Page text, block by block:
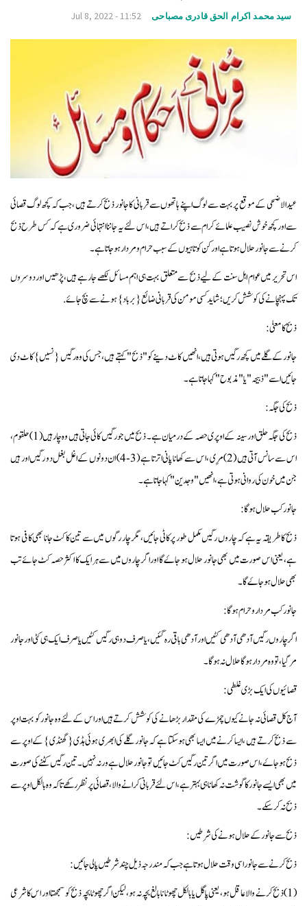
i
سید محمد اکرام الحق قادری مصباحی Jul 8, 2022 - 11:52
عیدالاضحی کے موقع پر بہت سے لوگ اپنے ہاتھوں سے قربانی کا جانور ذبح کرتے ہیں ،جب کہ کچھ لوگ قصائی
سے اور کچھ خوش نصیب علمائے کرام سے ذبح کراتے ہیں ، اس لئے یہ جاننا انتہائی ضروری ہے کہ کس طرح ذبح
کرنے سے جانور حلال ہوتا ہے اور کن کوتاہیوں کے سبب حرام ومردار ہو جاتا ہے۔
اس تحریر میں عوام اہل سنت کے لیے ذبح سے متعلق بہت ہی اہم مسائل لکھے جار ہے ہیں، پڑھیں اور دوسروں
تک پہنچانے کی کوشش کریں ؛ شاید کسی مومن کی قربانی ضائع {بر باد } ہونے سے بچ جائے .
ذبح کا معنیٰ :
جانور کے گلے میں کچھ رگیں ہوتی ہیں ، انھیں کاٹ دینے کو "ذبح " کہتے ہیں ، جس کی وہ رگیں {نسیں } کاٹ دی
جائیں اسے" ذبیحہ " یا "مذبوح " کہا جاتا ہے ۔
ذبح کی جگہ :
ذبح کی جگہ حلق اور سینہ کے اوپری حصہ کے درمیان ہے ۔ ذبح میں جو رگیں کائی جاتی ہیں وہ چار ہیں (1) حلقوم ،
اس سے سانس آتی ہیں (2) مرِی ، اس سے کھانا پانی اترتا ہے (3-4 ) ان دونوں کے اغل بغل دو رگیں اور ہیں
جن میں خون کی روانی ہوتی ہے ، انھیں"وجد ین " کہا جا تا ہے ۔
جانور کب حلال ہوگا :
ذبح کا طریقہ یہ ہے کہ چاروں رگیں مکمل طور پر کاٹی جائیں ، مگر چار رگوں میں سے تین کا کٹ جانا بھی کافی ہوتا
ہے ، یعنی اس صورت میں بھی جانور حلال ہو جاۓ گا اور اگر چاروں میں سے ہر ایک کا اکثر حصہ کٹ جائے تب
بھی حلال ہو جاۓ گا ۔
جانور کب مردار و حرام ہوگا :
اگر چاروں رگیں آدھی آدھی کٹیں اور آدھی باقی رہ گئیں ، یا صرف دو ہی رگیں کٹیں یا صرف ایک ہی کٹی اور جانور
مر گیا، تو وہ مردار ہو گا حلال نہ ہوگا ۔
قصائیوں کی ایک بڑی غلطی :
آج کل قصائی نہ جانے کیوں چمڑے کی مقدار بڑھانے کی کوشش کرتے ہیں اوراس کے لئے وہ جانور کو بہت اوپر
سے ذبح کرتے ہیں ، ایسا کرنے میں ایسا بھی ہوسکتا ہے کہ جانور گلے کی ابھری ہوئی ہڈی{ گھنڈی }کے اوپر سے
ذبح ہو جاۓ ، اس صورت میں اگر تین رگیں کٹ جائیں تو جانور حلال ہے ورنہ نہیں ۔ تین رگیں کٹنے کی صورت
میں بھی ایسے جانور کا گوشت نہ کھانا ہی بہتر ہے ، اس لئے قربانی کرانے والا ، قصائی پر نظر رکھے تا کہ وہ بالکل اوپر سے
ذبح نہ کر سکے۔
ذبح سے جانور کے حلال ہونے کی شرطیں :
ذبح کرنے سے جانور اسی وقت حلال ہوتا ہے جب کہ مندرجہ ذیل چند شرطیں پالی جائیں :
(1) ذبح کرنے والا عاقل ہو ، یعنی پاگل یا بالکل چھوٹا نا بالغ بچہ نہ ہو، لیکن اگر چھوٹا بچہ ذبح کو سمجھتا اور اس کا شرعی